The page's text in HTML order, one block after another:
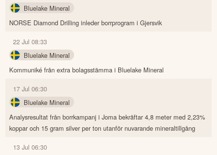
Bluelake Mineral
NORSE Diamond Drilling inleder borrprogram i Gjersvik
22 Jul 08:33
Bluelake Mineral
Kommuniké från extra bolagsstämma i Bluelake Mineral
17 Jul 06:30
Bluelake Mineral
Analysresultat från borrkampanj i Joma bekräftar 4,8 meter med 2,23%
koppar och 15 gram silver per ton utanför nuvarande mineraltillgång
13 Jul 06:30